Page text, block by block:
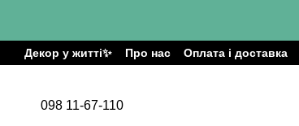
Декор у житті✨ Про нас Оплата і доставка
098 11-67-110